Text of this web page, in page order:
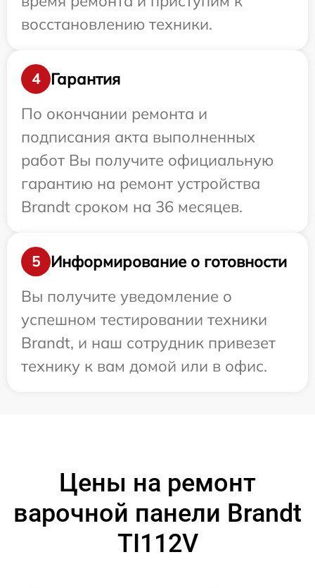
восстановлению техники.
4
Гарантия
По окончании ремонта и
подписания акта выполненных
работ Вы получите официальную
гарантию на ремонт устройства
Brandt сроком на 36 месяцев.
5
Информирование о готовности
Вы получите уведомление о
успешном тестировании техники
Brandt, и наш сотрудник привезет
технику к вам домой или в офис.
Цены на ремонт
варочной панели Brandt
TI112V